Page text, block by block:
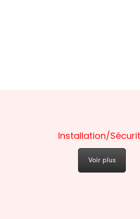
Installation/
Voir plus